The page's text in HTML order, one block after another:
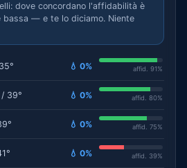
dove concordano l'affidabilità è
bassa — e te lo diciamo. Niente
💧 0% affid. 91%
39° 💧 0% affid. 80%
💧 0% affid. 75%
💧 0% affid. 39%